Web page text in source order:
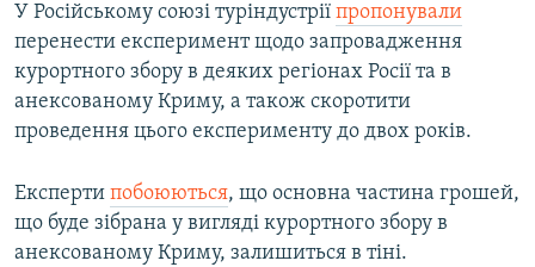
У Російському союзі туріндустрії пропонували
перенести експеримент щодо запровадження
курортного збору в деяких регіонах Росії та в
анексованому Криму, а також скоротити
проведення цього експерименту до двох років.
Експерти побоюються, що основна частина грошей,
що буде зібрана у вигляді курортного збору в
анексованому Криму, залишиться в тіні.